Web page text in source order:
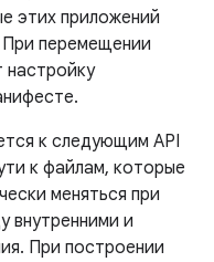
этих приложений
перемещении
настройку
к следующим API
к файлам, которые
меняться при
внутренними и
При построении